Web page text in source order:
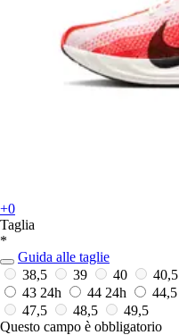
+0
Taglia
*
Guida alle taglie
38,5
39 40 40,5
43 24h 44 24h 44,5
47,5
48,5
49,5
Questo campo è obbligatorio